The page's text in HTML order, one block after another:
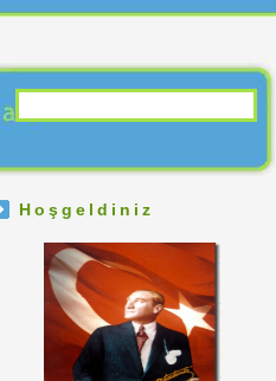
Hoşgeldiniz